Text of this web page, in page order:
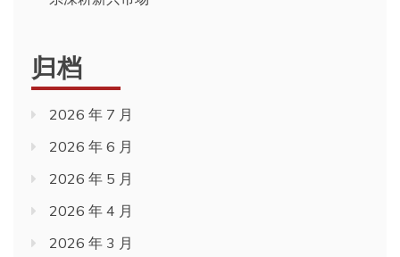
归档
2026 年 7 月
2026 年 6 月
2026 年 5 月
2026 年 4 月
2026 年 3 月